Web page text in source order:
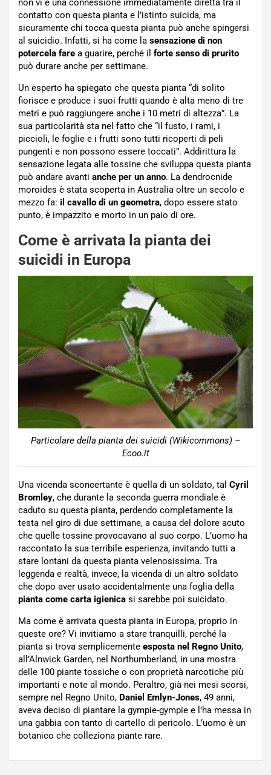
non vi è una connessione immediatamente diretta tra il
contatto con questa pianta e l’istinto suicida, ma
sicuramente chi tocca questa pianta può anche spingersi
al suicidio. Infatti, si ha come la sensazione di non
potercela fare a guarire, perché il forte senso di prurito
può durare anche per settimane.
Un esperto ha spiegato che questa pianta “di solito
fiorisce e produce i suoi frutti quando è alta meno di tre
metri e può raggiungere anche i 10 metri di altezza”. La
sua particolarità sta nel fatto che “il fusto, i rami, i
piccioli, le foglie e i frutti sono tutti ricoperti di peli
pungenti e non possono essere toccati”. Addirittura la
sensazione legata alle tossine che sviluppa questa pianta
può andare avanti anche per un anno. La dendrocnide
moroides è stata scoperta in Australia oltre un secolo e
mezzo fa: il cavallo di un geometra, dopo essere stato
punto, è impazzito e morto in un paio di ore.
Come è arrivata la pianta dei
suicidi in Europa
Particolare della pianta dei suicidi (Wikicommons) –
Ecoo.it
Una vicenda sconcertante è quella di un soldato, tal Cyril
Bromley, che durante la seconda guerra mondiale è
caduto su questa pianta, perdendo completamente la
testa nel giro di due settimane, a causa del dolore acuto
che quelle tossine provocavano al suo corpo. L’uomo ha
raccontato la sua terribile esperienza, invitando tutti a
stare lontani da questa pianta velenosissima. Tra
leggenda e realtà, invece, la vicenda di un altro soldato
che dopo aver usato accidentalmente una foglia della
pianta come carta igienica si sarebbe poi suicidato.
Ma come è arrivata questa pianta in Europa, proprio in
queste ore? Vi invitiamo a stare tranquilli, perché la
pianta si trova semplicemente esposta nel Regno Unito,
all’Alnwick Garden, nel Northumberland, in una mostra
delle 100 piante tossiche o con proprietà narcotiche più
importanti e note al mondo. Peraltro, già nei mesi scorsi,
sempre nel Regno Unito, Daniel Emlyn-Jones, 49 anni,
aveva deciso di piantare la gympie-gympie e l’ha messa in
una gabbia con tanto di cartello di pericolo. L’uomo è un
botanico che colleziona piante rare.